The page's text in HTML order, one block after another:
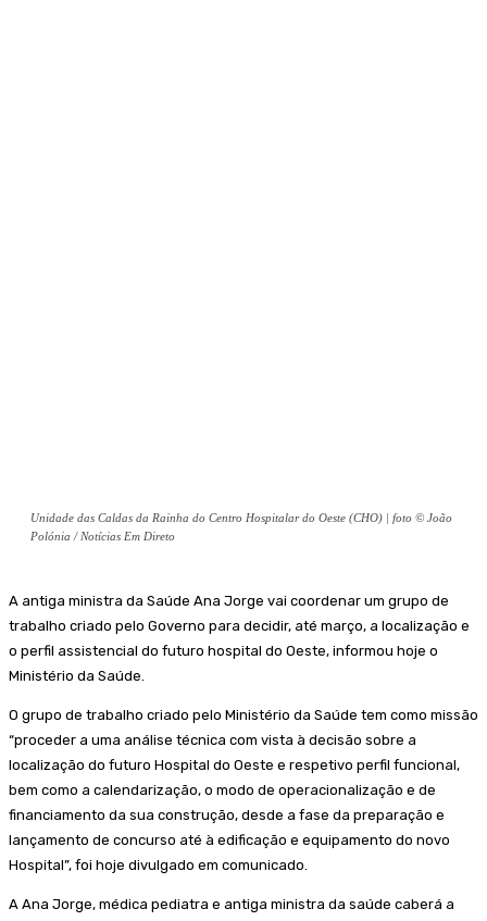
Unidade das Caldas da Rainha do Centro Hospitalar do Oeste (CHO) | foto © João
Polónia / Notícias Em Direto
A antiga ministra da Saúde Ana Jorge vai coordenar um grupo de
trabalho criado pelo Governo para decidir, até março, a localização e
o perfil assistencial do futuro hospital do Oeste, informou hoje o
Ministério da Saúde.
O grupo de trabalho criado pelo Ministério da Saúde tem como missão
“proceder a uma análise técnica com vista à decisão sobre a
localização do futuro Hospital do Oeste e respetivo perfil funcional,
bem como a calendarização, o modo de operacionalização e de
financiamento da sua construção, desde a fase da preparação e
lançamento de concurso até à edificação e equipamento do novo
Hospital”, foi hoje divulgado em comunicado.
A Ana Jorge, médica pediatra e antiga ministra da saúde caberá a